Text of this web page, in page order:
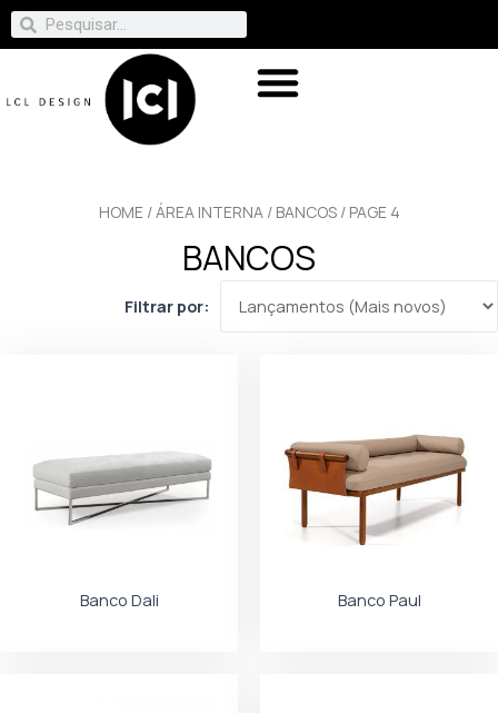
HOME/ÁREA INTERNA / BANCOS/ PAGE 4
BANCOS
Filtrar por:
Banco Dali Banco Paul